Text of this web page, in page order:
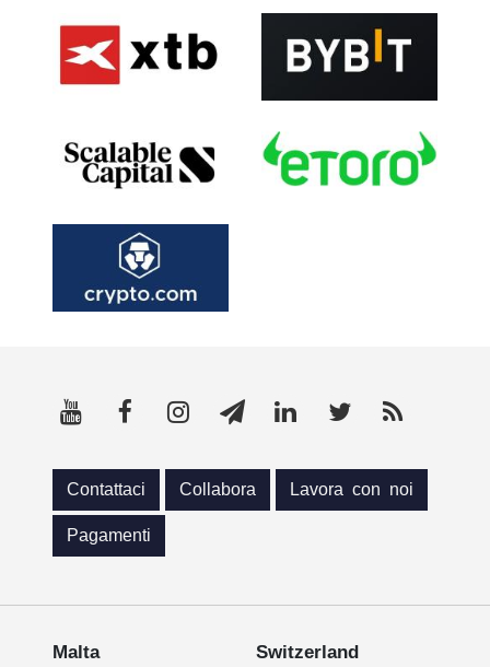
Contattaci Collabora Lavora con noi
Pagamenti
Malta
Switzerland